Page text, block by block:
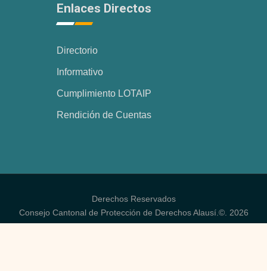
Enlaces Directos
Directorio
Informativo
Cumplimiento LOTAIP
Rendición de Cuentas
Derechos Reservados
Consejo Cantonal de Protección de Derechos Alausí.©. 2026